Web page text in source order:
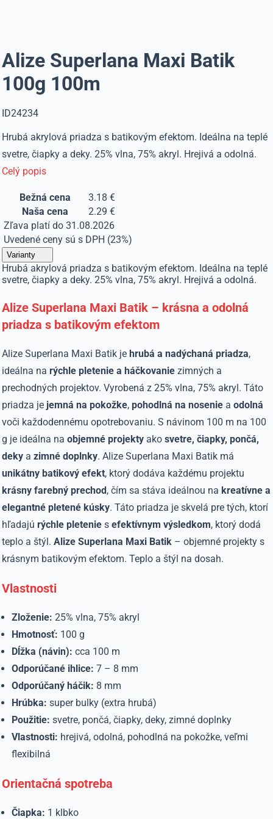
Alize Superlana Maxi Batik
100g 100m
ID24234
Hrubá akrylová priadza s batikovým efektom. Ideálna na teplé
svetre, čiapky a deky. 25% vlna, 75% akryl. Hrejivá a odolná.
Celý popis
Bežná cena
3.18 €
Naša cena
2.29 €
Zľava platí do 31.08.2026
Uvedené ceny sú s DPH (23%)
Varianty
Hrubá akrylová priadza s batikovým efektom. Ideálna na teplé
svetre, čiapky a deky. 25% vlna, 75% akryl. Hrejivá a odolná.
Alize Superlana Maxi Batik – krásna a odolná
priadza s batikovým efektom
Alize Superlana Maxi Batik jehrubá a nadýchaná priadza,
ideálna narýchle pletenie a háčkovanie zimných a
prechodných projektov. Vyrobená z 25% vlna, 75% akryl. Táto
priadza je jemná na pokožke,pohodlná na nosenie aodolná
voči každodennému opotrebovaniu. S návinom 100 m na 100
g je ideálna naobjemné projekty akosvetre, čiapky, pončá,
deky azimné doplnky. Alize Superlana Maxi Batik má
unikátny batikový efekt, ktorý dodáva každému projektu
krásny farebný prechod, čím sa stáva ideálnou nakreatívne a
elegantné pletené kúsky. Táto priadza je skvelá pre tých, ktorí
hľadajúrýchle pletenie sefektívnym výsledkom, ktorý dodá
teplo a štýl.Alize Superlana Maxi Batik – objemné projekty s
krásnym batikovým efektom. Teplo a štýl na dosah.
Vlastnosti
Zloženie: 25% vlna, 75% akryl
Hmotnosť: 100 g
Dĺžka (návin): cca 100 m
Odporúčané ihlice: 7 – 8 mm
Odporúčaný háčik: 8 mm
Hrúbka: super bulky (extra hrubá)
Použitie: svetre, pončá, čiapky, deky, zimné doplnky
Vlastnosti: hrejivá, odolná, pohodlná na pokožke, veľmi
flexibilná
Orientačná spotreba
Čiapka: 1 klbko